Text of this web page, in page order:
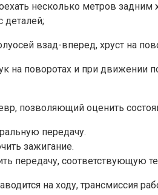
несколько метров
деталей;
взад-вперед, хруст на
на поворотах и при движении
позволяющий оценить
передачу.
зажигание.
передачу, соответствующую
на ходу, трансмиссия